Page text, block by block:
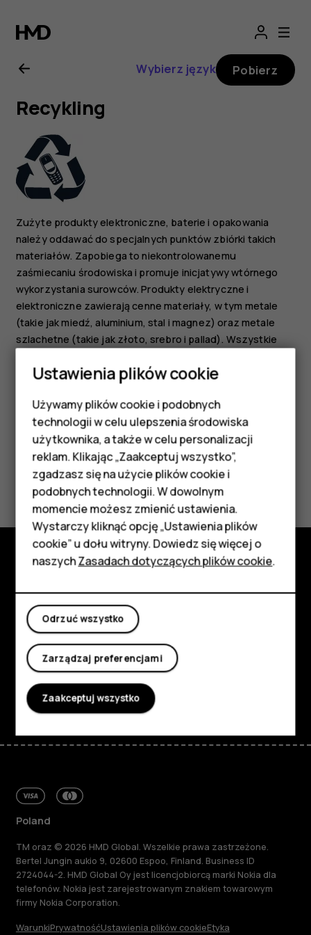
Instrukcja
obsługi
Nokia
3310
3G
Smartfony
Telefony z funkcjami
podstawowymi
Akcesoria
HMD Terra M
Tablety
Moje konto
Wybierz język Pobierz
Recykling
Zużyte produkty elektroniczne, baterie i opakowania
należy oddawać do specjalnych punktów zbiórki takich
materiałów. Zapobiega to niekontrolowanemu
zaśmiecaniu środowiska i promuje inicjatywy wtórnego
wykorzystania surowców. Produkty elektryczne i
elektroniczne zawierają cenne materiały, w tym metale
(takie jak miedź, aluminium, stal i magnez) oraz metale
szlachetne (takie jak złoto, srebro i pallad). Wszystkie
w postaci surowców lub energii.
Czy te informacje były pomocne?
Tak Nie
Informacje
Planet and people
Wsparcie
FacebookInstagramTiktok YoutubeLinkedin
Poland
TM oraz © 2026 HMD Global. Wszelkie prawa zastrzeżone.
Bertel Jungin aukio 9, 02600 Espoo, Finland. Business ID
2724044-2. HMD Global Oy jest licencjobiorcą marki Nokia dla
telefonów. Nokia jest zarejestrowanym znakiem towarowym
firmy Nokia Corporation.
WarunkiPrywatnośćUstawienia plików cookieEtyka
Ustawienia plików cookie
Używamy plików cookie i podobnych
technologii w celu ulepszenia środowiska
użytkownika, a także w celu personalizacji
reklam. Klikając „Zaakceptuj wszystko”,
zgadzasz się na użycie plików cookie i
podobnych technologii. W dowolnym
momencie możesz zmienić ustawienia.
Wystarczy kliknąć opcję „Ustawienia plików
cookie” u dołu witryny. Dowiedz się więcej o
naszychZasadach dotyczących plików cookie.
Odrzuć wszystko
Zarządzaj preferencjami
Zaakceptuj wszystko